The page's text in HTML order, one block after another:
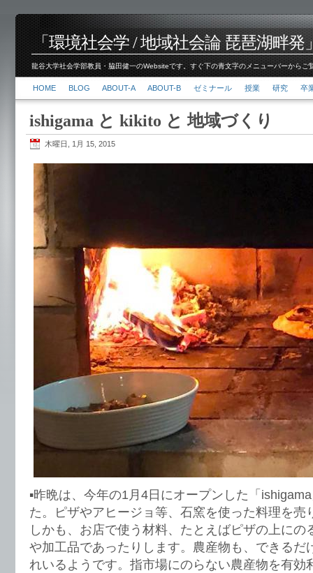
「環境社会学 / 地域社会論 琵琶湖畔発
龍谷大学社会学部教員・脇田健一のWebsiteです。すぐ下の青文字のメニューバーから
HOME BLOG ABOUT-A ABOUT-B ゼミナール 授業 研究 卒
ishigama と kikito と 地域づくり
木曜日, 1月 15, 2015
▪︎昨晩は、今年の1月4日にオープンした「
た。ピザやアヒージョ等、石窯を使った料理を売
しかも、お店で使う材料、たとえばピザの上にの
や加工品であったりします。農産物も、できるだ
れいるようです。指市場にのらない農産物を有効